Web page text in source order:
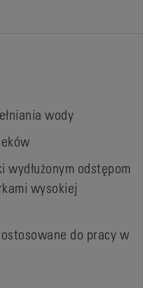
wody
odstępom
wysokiej
do pracy w